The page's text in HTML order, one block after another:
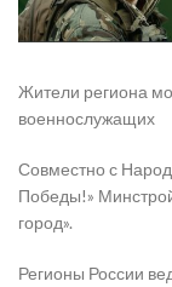
Жители региона
военнослужащих
Совместно с
Победы!»
город».
Регионы России